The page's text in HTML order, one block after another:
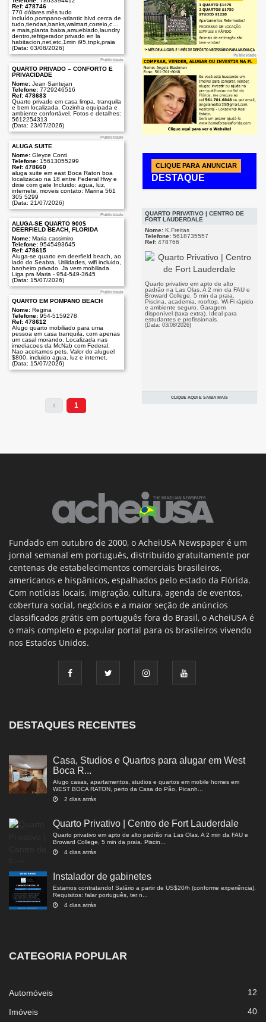
Ref: 478746
770 dólares mês tudo
incluído,pompano-atlantic blvd cerca de
tudo,tiendas,banks,walmart,correio,comercio
e mais,planta baixa,amueblado,laundry
dentro,refrigerador privado en la
habitacion,net,etc,1min i95,tnpk,praia
(Data: 03/08/2026)
Publicidade
QUARTO PRIVADO – CONFORTO E
PRIVACIDADE
Nome: Jean Santejan
Telefone: 7729246516
Ref: 478683
Quarto privado em casa limpa, tranquila
e bem localizada. Cozinha equipada e
ambiente confortável. Fotos e detalhes:
5612254313
(Data: 23/07/2026)
Publicidade
ALUGA SUITE
Nome: Gleyce Conti
Telefone: 15613055299
Ref: 478660
aluga suite em east Boca Raton boa
localizacao na 18 entre Federal Hwy e
dixie com gate Incluido: agua, luz,
internete, moveis contato: Marina 561
305 5299
(Data: 21/07/2026)
Publicidade
ALUGA-SE QUARTO 900$
DEERFIELD BEACH, FLORIDA
Nome: Maria cassimiro
Telefone: 9545493645
Ref: 478615
Aluga-se quarto em deerfield beach, ao
lado do Seabra. Utilidades, wifi incluido,
banheiro privado. Ja vem mobiliada.
Liga pra Maria - 954-549-3645
(Data: 15/07/2026)
Publicidade
QUARTO EM POMPANO BEACH
Nome: Regina
Telefone: 954-5159278
Ref: 478612
Alugo quarto mobiliado para uma
pessoa em casa tranquila, com apenas
um casal morando. Localizada nas
imediacoes da McNab com Federal.
Nao aceitamos pets. Valor do aluguel
$800, incluido agua, luz e internet.
(Data: 15/07/2026)
1
Publicidade
CLIQUE PARA ANUNCIAR
DESTAQUE
QUARTO PRIVATIVO | CENTRO DE
FORT LAUDERDALE
Nome: K.Freitas
Telefone: 5618735557
Ref: 478766
Quarto privativo em apto de alto
padrão na Las Olas. A 2 min da FAU e
Broward College, 5 min da praia.
Piscina, academia, rooftop, Wi-Fi rápido
e ambiente seguro. Garagem
disponível (taxa extra). Ideal para
estudantes e profissionais.
(Data: 03/08/2026)
CLIQUE AQUI E SAIBA MAIS
Fundado em outubro de 2000, o AcheiUSA Newspaper é um
jornal semanal em português, distribuído gratuitamente por
centenas de estabelecimentos comerciais brasileiros,
americanos e hispânicos, espalhados pelo estado da Flórida.
Com notícias locais, imigração, cultura, agenda de eventos,
cobertura social, negócios e a maior seção de anúncios
classificados grátis em português fora do Brasil, o AcheiUSA é
o mais completo e popular portal para os brasileiros vivendo
nos Estados Unidos.
DESTAQUES RECENTES
Casa, Studios e Quartos para alugar em West
Boca R...
Alugo casas, apartamentos, studios e quartos em mobile homes em
WEST BOCA RATON, perto da Casa do Pão, Picanh...
2 dias atrás
Quarto Privativo | Centro de Fort Lauderdale
Quarto privativo em apto de alto padrão na Las Olas. A 2 min da FAU e
Broward College, 5 min da praia. Piscin...
4 dias atrás
Instalador de gabinetes
Estamos contratando! Salário a partir de US$20/h (conforme experiência).
Requisitos: falar português, ter n...
4 dias atrás
CATEGORIA POPULAR
Automóveis 12
Imóveis 40